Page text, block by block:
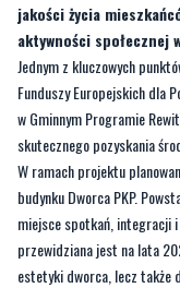
jakości życia
aktywności społecznej
Jednym z kluczowych
Funduszy Europejskich dla
w Gminnym Programie
skutecznego pozyskania
W ramach projektu
budynku Dworca PKP.
miejsce spotkań, integracji
przewidziana jest na lata
estetyki dworca, lecz także